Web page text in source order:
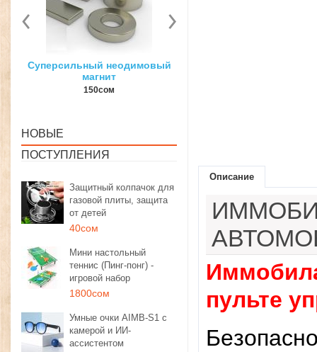
3D ручка для объемного
рисования
1350сом 1190сом
НОВЫЕ
ПОСТУПЛЕНИЯ
Защитный колпачок для
газовой плиты, защита
от детей
40сом
Мини настольный
теннис (Пинг-понг) -
игровой набор
1800сом
Умные очки AIMB-S1 с
камерой и ИИ-
ассистентом
Описание
пульте